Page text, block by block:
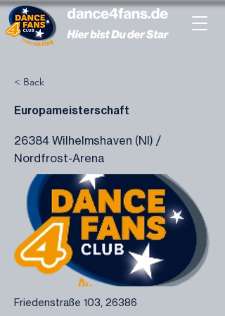
< Back
Europameisterschaft
26384 Wilhelmshaven (NI) /
Nordfrost-Arena
Friedenstraße 103, 26386